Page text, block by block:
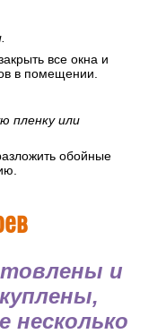
все окна и
в помещении.
пленку или
обойные
и
несколько